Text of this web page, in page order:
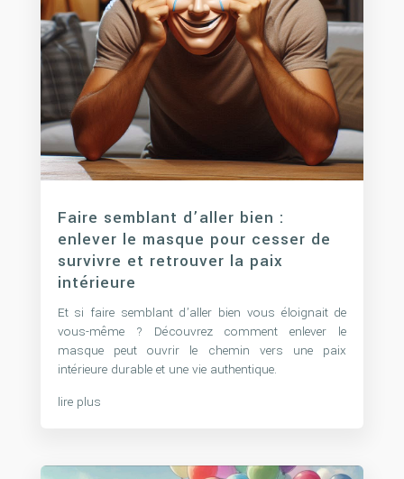
Faire semblant d’aller bien :
enlever le masque pour cesser de
survivre et retrouver la paix
intérieure
Et si faire semblant d’aller bien vous éloignait de
vous-même ? Découvrez comment enlever le
masque peut ouvrir le chemin vers une paix
intérieure durable et une vie authentique.
lire plus